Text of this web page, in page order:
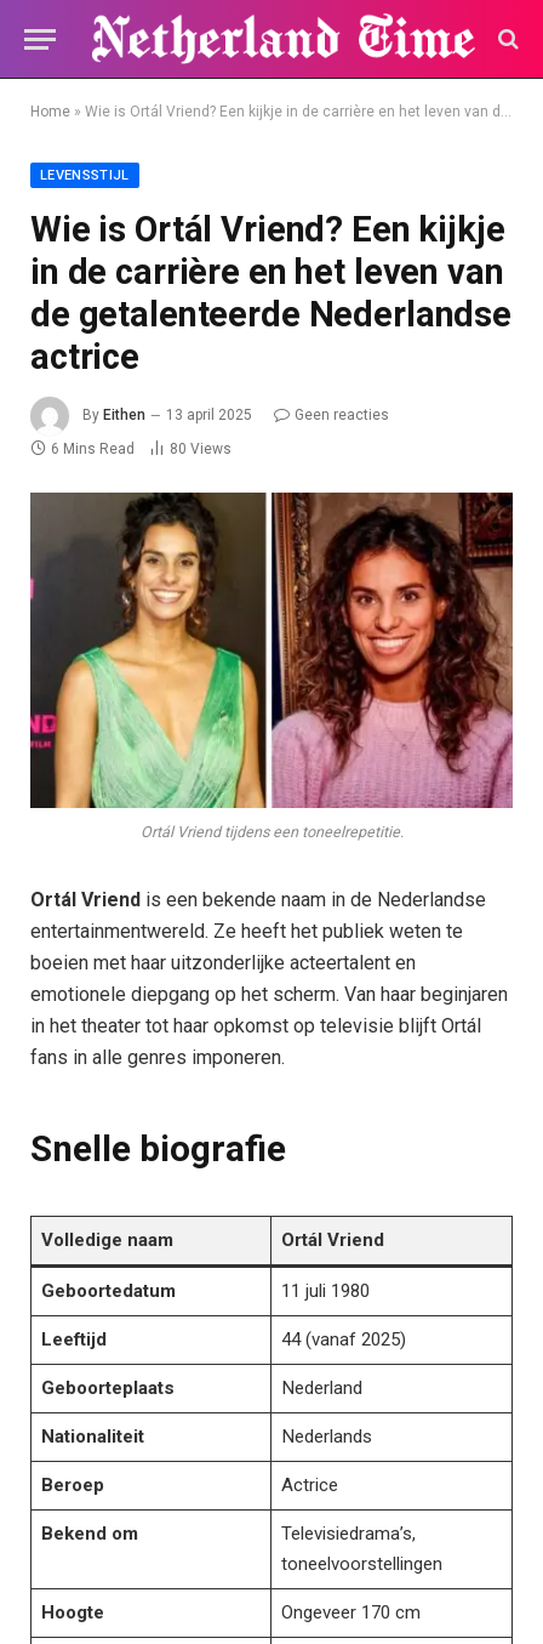
Home » Wie is Ortál Vriend? Een kijkje in de carrière en het leven van de getalenteerde Nederlandse actrice
LEVENSSTIJL
Wie is Ortál Vriend? Een kijkje
in de carrière en het leven van
de getalenteerde Nederlandse
actrice
By Eithen 13 april 2025
Geen reacties
6 Mins Read
80 Views
Ortál Vriend tijdens een toneelrepetitie.
Ortál Vriend is een bekende naam in de Nederlandse
entertainmentwereld. Ze heeft het publiek weten te
boeien met haar uitzonderlijke acteertalent en
emotionele diepgang op het scherm. Van haar beginjaren
in het theater tot haar opkomst op televisie blijft Ortál
fans in alle genres imponeren.
Snelle biografie
Volledige naam Ortál Vriend
Geboortedatum 11 juli 1980
Leeftijd 44 (vanaf 2025)
Geboorteplaats Nederland
Nationaliteit Nederlands
Beroep Actrice
Bekend om
Televisiedrama’s,
toneelvoorstellingen
Hoogte Ongeveer 170 cm